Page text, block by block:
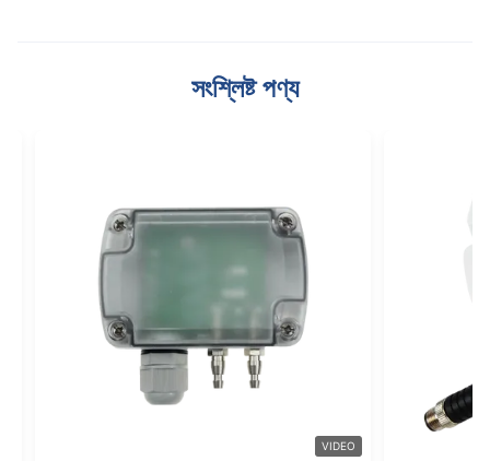
সংশ্লিষ্ট পণ্য